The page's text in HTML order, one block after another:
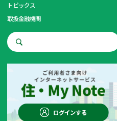
調査・研究
トピックス
取扱金融機関
ログインする